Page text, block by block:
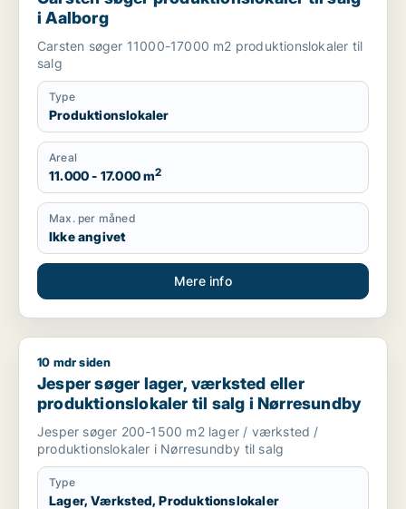
i Aalborg
Carsten søger 11000-17000 m2 produktionslokaler til
salg
Type
Produktionslokaler
Areal
11.000 - 17.000 m2
Max. per måned
Ikke angivet
Mere info
Jesper søger lager, værksted eller produktionslokaler til
10 mdr siden
Jesper søger lager, værksted eller
produktionslokaler til salg i Nørresundby
Jesper søger 200-1500 m2 lager / værksted /
produktionslokaler i Nørresundby til salg
Type
Lager, Værksted, Produktionslokaler